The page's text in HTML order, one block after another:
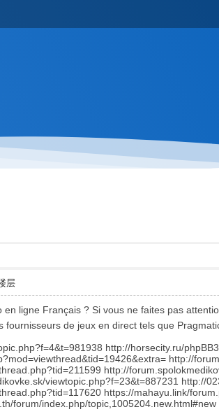
层
en ligne Français ? Si vous ne faites pas
fournisseurs de jeux en direct tels que
http://horsecity.ru/
http://
http://
viewtopic.php?f=23&t=887231 http://
https://mahayu.link/
forum/index.php/